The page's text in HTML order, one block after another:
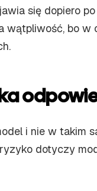
się dopiero
wątpliwość, bo
i nie w takim
dotyczy